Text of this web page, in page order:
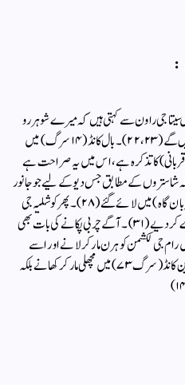
کے ارین کانڈ (سرگ ۴۷) میں سیتا جی راون سے کہتی ہیں کہ میرے شوہر رو
رو، گوہ، جنگلی سور کو مار کر بہت سا گوشت لاویں گے (۲۲،۲۳) ۔بال کانڈ (۱۴ سرگ) میں
کاتذکرہ ہے، اس میں یہ صراحت ہے
شاستروں کے مطابق جس دیو کے لیے جو جانور
چاہیے وہ باہر آگیا، اور پنچھی بھی یگیہ شالہ (قربان گاہ) میں لائے گئے (۲۸)۔پھر کوشلیہ جی
نے تلوار کے تین وار سے گھوڑے کے ٹکڑے کر دیے(۳۱)۔آگے چربی پکانے کی بات بھی
ایودھیا کانڈ (سرگ ۵۶)میں رام جی لکشمن کو ہرن مار کر لانے اور اسے
قربانی میں چڑھانے کی ہدایت دیتے ہیں۔ارین کانڈ (سرگ ۷۳) میں مچھلی مار کر کھانے بلکہ